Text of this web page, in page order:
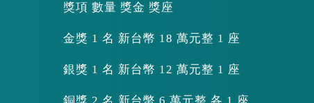
獎項 數量 獎金 獎座
金獎 1 名 新台幣 18 萬元整 1 座
銀獎 1 名 新台幣 12 萬元整 1 座